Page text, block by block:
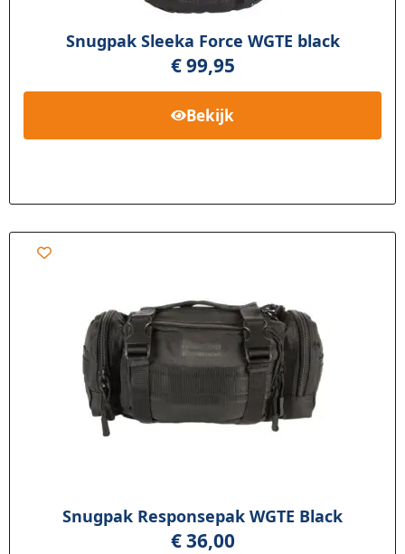
Snugpak Sleeka Force WGTE black
€99,95
Bekijk
Snugpak Responsepak WGTE Black
€36,00